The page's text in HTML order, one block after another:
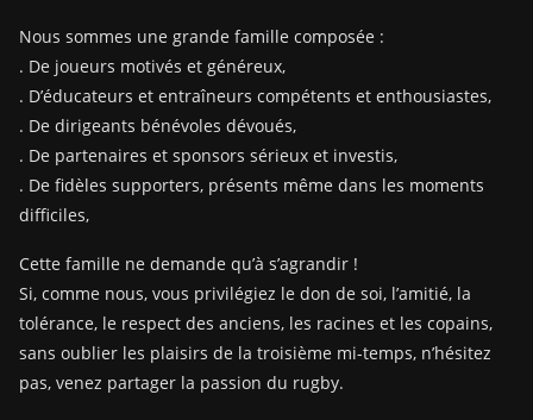
Nous sommes une grande famille composée :
. De joueurs motivés et généreux,
. D’éducateurs et entraîneurs compétents et enthousiastes,
. De dirigeants bénévoles dévoués,
. De partenaires et sponsors sérieux et investis,
. De fidèles supporters, présents même dans les moments
difficiles,
Cette famille ne demande qu’à s’agrandir !
Si, comme nous, vous privilégiez le don de soi, l’amitié, la
tolérance, le respect des anciens, les racines et les copains,
sans oublier les plaisirs de la troisième mi-temps, n’hésitez
pas, venez partager la passion du rugby.